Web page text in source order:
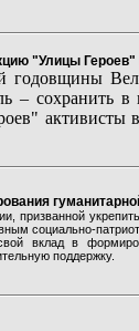
"Улицы
годовщины
– сохранить
активисты
призванной
социально-
вклад в
поддержку.